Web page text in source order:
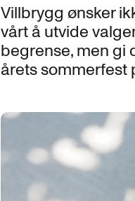
Villbrygg ønsker
vårt å utvide
begrense, men gi
årets sommerfest